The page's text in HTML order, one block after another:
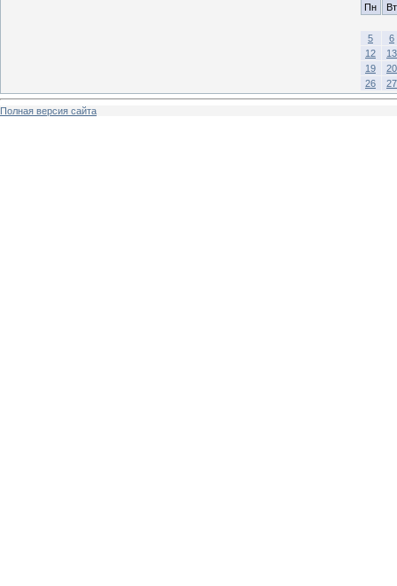
Пн Вт
5
6
12
13
19
20
26
27
Полная версия сайта